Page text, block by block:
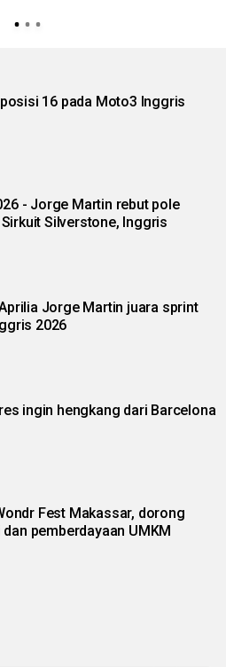
16 pada Moto3 Inggris
- Jorge Martin rebut pole
position di Sirkuit Silverstone, Inggris
Jorge Martin juara sprint
2026
ingin hengkang dari Barcelona
Fest Makassar, dorong
pemberdayaan UMKM